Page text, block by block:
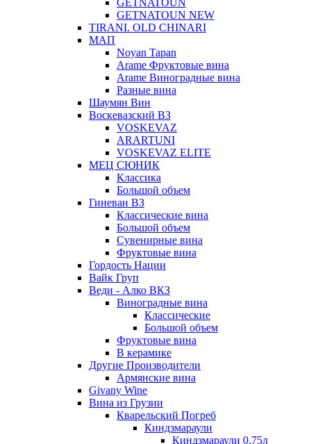
GETNATOUN
GETNATOUN NEW
TIRANI. OLD CHINARI
МАП
Noyan Tapan
Arame Фруктовые вина
Arame Виноградные вина
Разные вина
Шаумян Вин
Воскевазский ВЗ
VOSKEVAZ
ARARTUNI
VOSKEVAZ ELITE
МЕЦ СЮНИК
Классика
Большой объем
Гиневан ВЗ
Классические вина
Большой объем
Сувенирные вина
Фруктовые вина
Гордость Нации
Вайк Груп
Веди - Алко ВКЗ
Виноградные вина
Классические
Большой объем
Фруктовые вина
В керамике
Другие Производители
Армянские вина
Givany Wine
Вина из Грузии
Кварельский Погреб
Киндзмараули
Киндзмараули 0,75л